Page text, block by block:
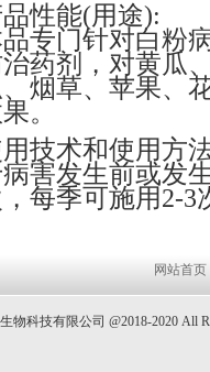
性能(用途):
专门针对白粉
治药剂，对黄瓜
、烟草、苹果、
。
技术和使用方
害发生前或发
每季可施用2-3
网站首页
物科技有限公司 @2018-2020 All